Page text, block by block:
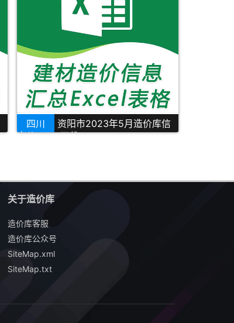
四川
资阳市2023年5月造价库信
息价Excel下载
关于造价库
造价库客服
造价库公众号
SiteMap.xml
SiteMap.txt